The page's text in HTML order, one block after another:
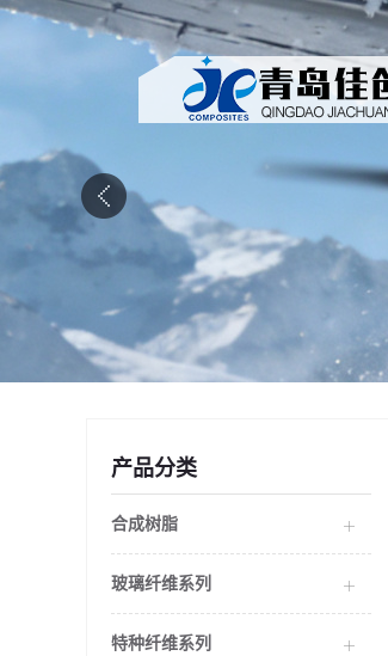
产品分类
合成树脂
玻璃纤维系列
特种纤维系列